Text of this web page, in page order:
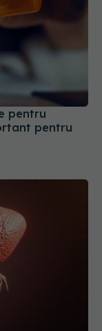
pentru
pentru
formele